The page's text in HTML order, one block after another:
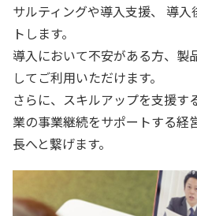
サルティングや導入支援、 導入
トします。
導入において不安がある方、製
してご利用いただけます。
さらに、スキルアップを支援す
業の事業継続をサポートする経
長へと繋げます。